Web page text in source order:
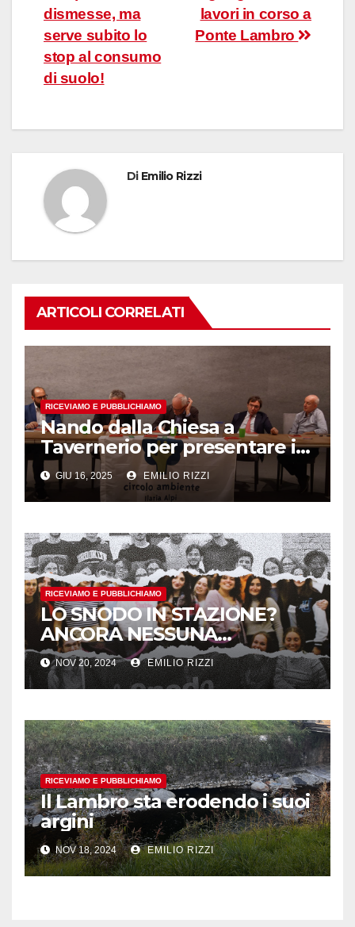
articoli
lavori in corso a
Ponte Lambro
dismesse, ma
serve subito lo
stop al consumo
di suolo!
Di Emilio Rizzi
ARTICOLI CORRELATI
RICEVIAMO E PUBBLICHIAMO
Nando dalla Chiesa a
Tavernerio per presentare il
nuovo libro sulla
‘ndrangheta in Lombardia e
in provincia di Como
GIU 16, 2025 EMILIO RIZZI
RICEVIAMO E PUBBLICHIAMO
LO SNODO IN STAZIONE?
ANCORA NESSUNA
RISPOSTA
NOV 20, 2024 EMILIO RIZZI
RICEVIAMO E PUBBLICHIAMO
Il Lambro sta erodendo i suoi
argini
NOV 18, 2024 EMILIO RIZZI